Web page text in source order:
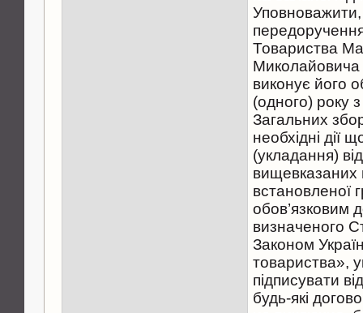
Товариства
виконує його
(одного) року
Загальних
необхідні дії
(укладання)
вищевказаних
встановленої
обов’язковим
визначеного
Законом
товариства»,
підписувати
будь-які